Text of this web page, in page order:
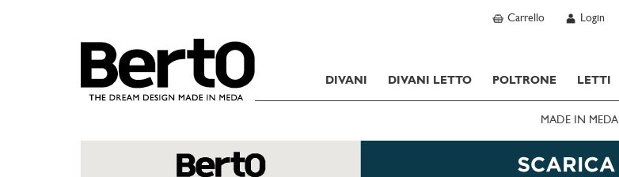
Carrello Login
DIVANI DIVANI LETTO POLTRONE LETTI
MADE IN MEDA